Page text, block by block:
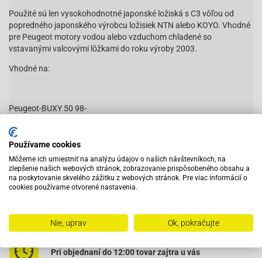
Použité sú len vysokohodnotné japonské ložiská s C3 vôľou od
popredného japonského výrobcu ložisiek NTN alebo KOYO. Vhodné
pre Peugeot motory vodou alebo vzduchom chladené so
vstavanými valcovými lôžkami do roku výroby 2003.
Vhodné na:
Peugeot-BUXY 50 98-
Peugeot-ELYSTAR 50 ADVANTAGE
Peugeot-SPEEDAKE 50
Peugeot-SPEEDFIGHT 1 50 AC
Peugeot-SPEEDFIGHT 1 50 LC
Peugeot-SPEEDFIGHT 2 50 AC
Peugeot-SPEEDFIGHT 2 50 LC
Peugeot-TKR 50
Peugeot-TREKKER 50
Čítať viac
Vybavený servis s odborným vyškoleným personálom
Pri objednaní do 12:00 tovar zajtra u vás
Používame cookies
Môžeme ich umiestniť na analýzu údajov o našich návštevníkoch, na
zlepšenie našich webových stránok, zobrazovanie prispôsobeného obsahu a
na poskytovanie skvelého zážitku z webových stránok. Pre viac informácií o
cookies používame otvorené nastavenia.
Nie, uprav Ok, pokračujte